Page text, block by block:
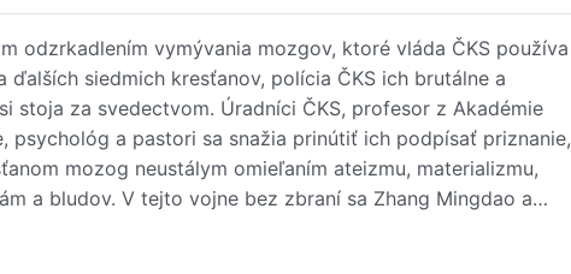
odzrkadlením vymývania mozgov, ktoré vláda ČKS používa
siedmich kresťanov, polícia ČKS ich brutálne a
stoja za svedectvom. Úradníci ČKS, profesor z Akadémie
psychológ a pastori sa snažia prinútiť ich podpísať priznanie,
mozog neustálym omieľaním ateizmu, materializmu,
a bludov. V tejto vojne bez zbraní sa Zhang Mingdao a